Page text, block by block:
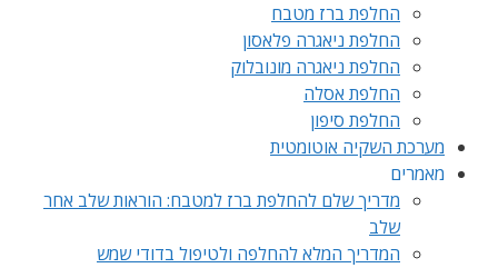
החלפת ברז מטבח
החלפת ניאגרה פלאסון
החלפת ניאגרה מונובלוק
החלפת אסלה
החלפת סיפון
מערכת השקיה אוטומטית
מאמרים
מדריך שלם להחלפת ברז למטבח: הוראות שלב אחר
שלב
המדריך המלא להחלפה ולטיפול בדודי שמש